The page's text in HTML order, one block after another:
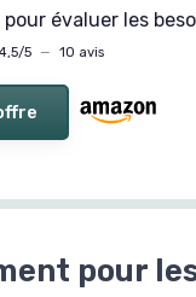
pour évaluer les
4,5/5 — 10 avis
pour